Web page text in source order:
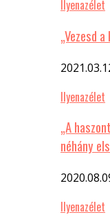
Ilyenazélet
„Vezesd
Ilyenazélet
„A
néhány
Ilyenazélet